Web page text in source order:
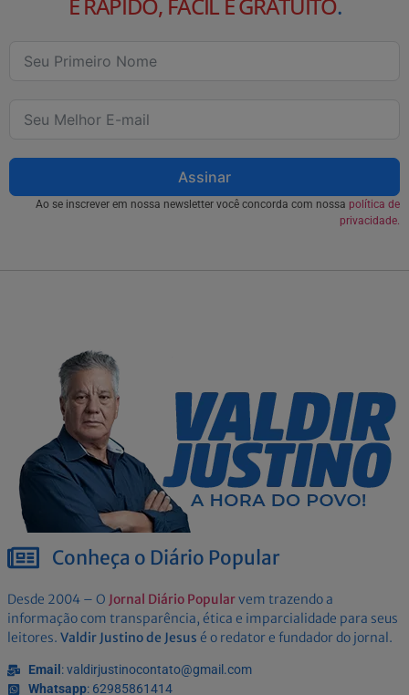
É RÁPIDO, FÁCIL E GRATUITO.
Assinar
Ao se inscrever em nossa newsletter você concorda com nossa política de
privacidade.
Conheça o Diário Popular
Desde 2004 – O Jornal Diário Popularvem trazendo a
informação com transparência, ética e imparcialidade para seus
leitores. Valdir Justino de Jesus é o redator e fundador do jornal.
Email : valdirjustinocontato@gmail.com
Whatsapp: 62985861414